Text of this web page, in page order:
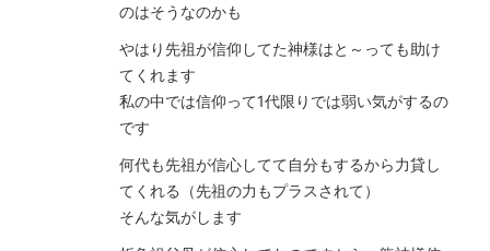
のはそうなのかも
やはり先祖が信仰してた神様はと～っても助け
てくれます
私の中では信仰って1代限りでは弱い気がするの
です
何代も先祖が信心してて自分もするから力貸し
てくれる（先祖の力もプラスされて）
そんな気がします